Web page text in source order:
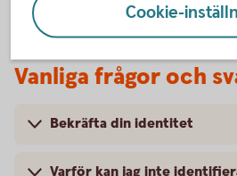
Vanliga frågor och
Bekräfta din identitet
Varför kan jag inte
Cookie-